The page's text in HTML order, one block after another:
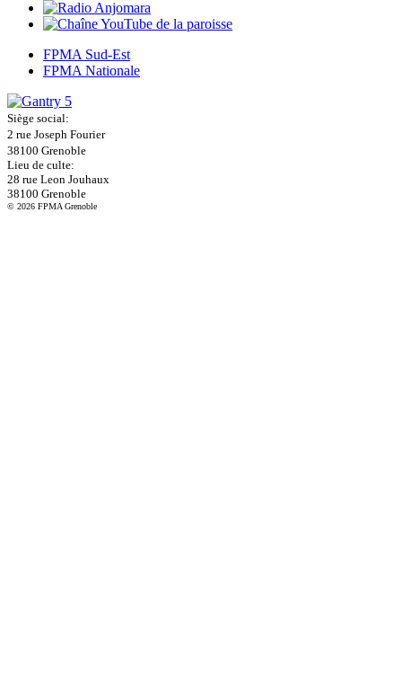
FPMA Sud-Est
FPMA Nationale
Siège social:
2 rue Joseph Fourier
38100 Grenoble
Lieu de culte:
28 rue Leon Jouhaux
38100 Grenoble
© 2026 FPMA Grenoble